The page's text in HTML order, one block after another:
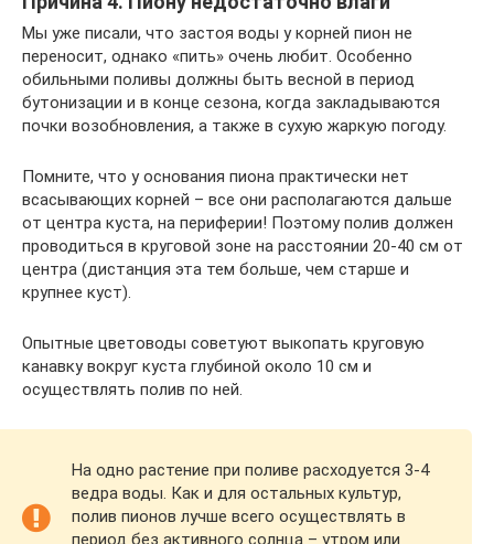
Мы уже писали, что застоя воды у корней пион не
переносит, однако «пить» очень любит. Особенно
обильными поливы должны быть весной в период
бутонизации и в конце сезона, когда закладываются
почки возобновления, а также в сухую жаркую погоду.
Помните, что у основания пиона практически нет
всасывающих корней – все они располагаются дальше
от центра куста, на периферии! Поэтому полив должен
проводиться в круговой зоне на расстоянии 20-40 см от
центра (дистанция эта тем больше, чем старше и
крупнее куст).
Опытные цветоводы советуют выкопать круговую
канавку вокруг куста глубиной около 10 см и
осуществлять полив по ней.
На одно растение при поливе расходуется 3-4
ведра воды. Как и для остальных культур,
полив пионов лучше всего осуществлять в
период без активного солнца – утром или